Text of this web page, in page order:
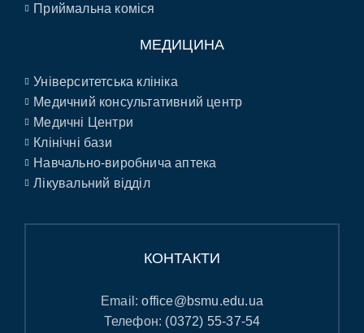
Приймальна коміся
МЕДИЦИНА
Університетська клініка
Медичний консультативний центр
Медичні Центри
Клінічні бази
Навчально-виробнича аптека
Лікувальний відділ
КОНТАКТИ
Email:office@bsmu.edu.ua
Телефон: (0372) 55-37-54